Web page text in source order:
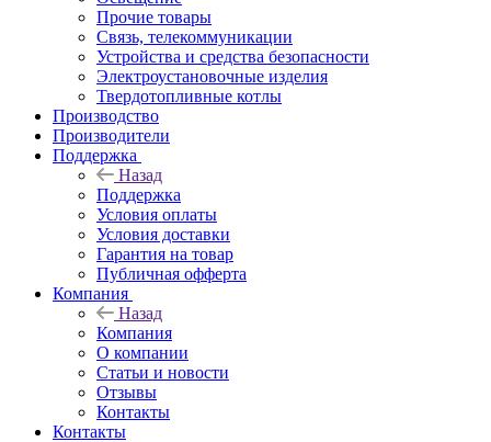
Прочие товары
Связь, телекоммуникации
Устройства и средства безопасности
Электроустановочные изделия
Твердотопливные котлы
Производство
Производители
Поддержка
Назад
Поддержка
Условия оплаты
Условия доставки
Гарантия на товар
Публичная офферта
Компания
Назад
Компания
О компании
Статьи и новости
Отзывы
Контакты
Контакты